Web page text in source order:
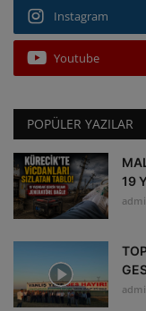
Instagram
Youtube
POPÜLER YAZILAR
19